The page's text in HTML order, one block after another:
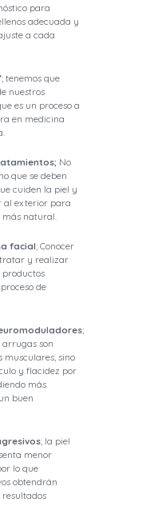
para
adecuada y
a cada
; tenemos que
nuestros
es un proceso a
en medicina
No
que se deben
cuiden la piel y
al exterior para
natural.
facial; Conocer
y realizar
productos
de
;
arrugas son
musculares, sino
y flacidez por
más
buen
; la piel
menor
lo que
obtendrán